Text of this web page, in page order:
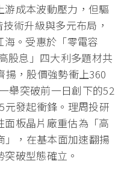
游成本波動壓力，但驅
術升級與多元布局，
。受惠於「零電容
股息」四大利多題材共
揚，股價強勢衝上360
舉突破前一日創下的52
元發起衝鋒。理周投研
板晶片廠重估為「高
」，在基本面加速翻揚
破型態確立。